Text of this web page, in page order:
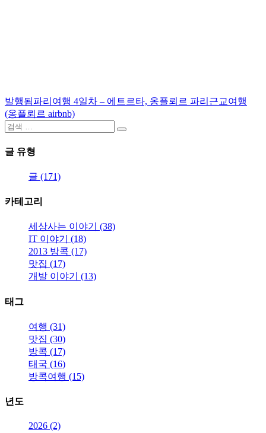
글
탐
발행됨파리여행 4일차 – 에트르타, 옹플뢰르 파리근교여행
(옹플뢰르 airbnb)
검
검
글 유형
글 (171)
카테고리
세상사는 이야기 (38)
IT 이야기 (18)
2013 방콕 (17)
맛집 (17)
개발 이야기 (13)
태그
여행 (31)
맛집 (30)
방콕 (17)
태국 (16)
방콕여행 (15)
년도
2026 (2)